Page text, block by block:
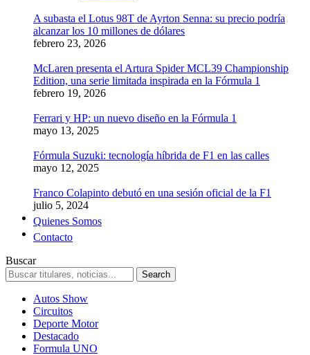
A subasta el Lotus 98T de Ayrton Senna: su precio podría
alcanzar los 10 millones de dólares
febrero 23, 2026
McLaren presenta el Artura Spider MCL39 Championship
Edition, una serie limitada inspirada en la Fórmula 1
febrero 19, 2026
Ferrari y HP: un nuevo diseño en la Fórmula 1
mayo 13, 2025
Fórmula Suzuki: tecnología híbrida de F1 en las calles
mayo 12, 2025
Franco Colapinto debutó en una sesión oficial de la F1
julio 5, 2024
Quienes Somos
Contacto
Buscar
Autos Show
Circuitos
Deporte Motor
Destacado
Formula UNO